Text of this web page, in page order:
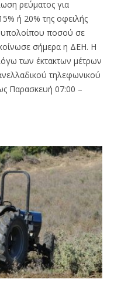
ρεύματος για
ή 20% της οφειλής
ποσού σε
σήμερα η ΔΕΗ. Η
των έκτακτων μέτρων
τηλεφωνικού
Παρασκευή 07:00 –